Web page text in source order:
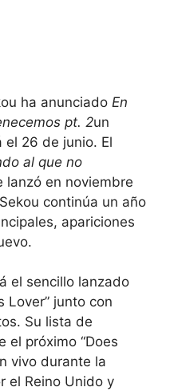
ha anunciado En
pt. 2un
el 26 de junio. El
al que no
lanzó en noviembre
continúa un año
apariciones
el sencillo lanzado
Lover” junto con
Su lista de
el próximo “Does
vivo durante la
el Reino Unido y